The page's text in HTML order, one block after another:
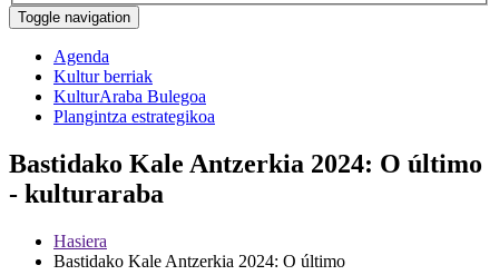
Toggle navigation
Agenda
Kultur berriak
KulturAraba Bulegoa
Plangintza estrategikoa
Bastidako Kale Antzerkia 2024: O último
- kulturaraba
Hasiera
Bastidako Kale Antzerkia 2024: O último